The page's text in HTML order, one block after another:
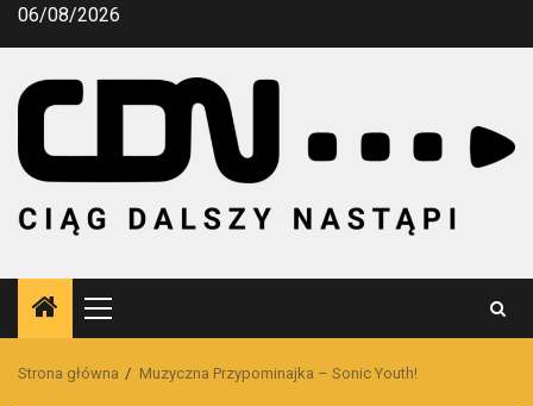
Przejdź
06/08/2026
Menu
główne
Strona główna Muzyczna Przypominajka – Sonic Youth!